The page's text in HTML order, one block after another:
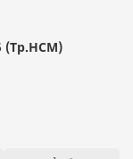
(Tp.HCM)